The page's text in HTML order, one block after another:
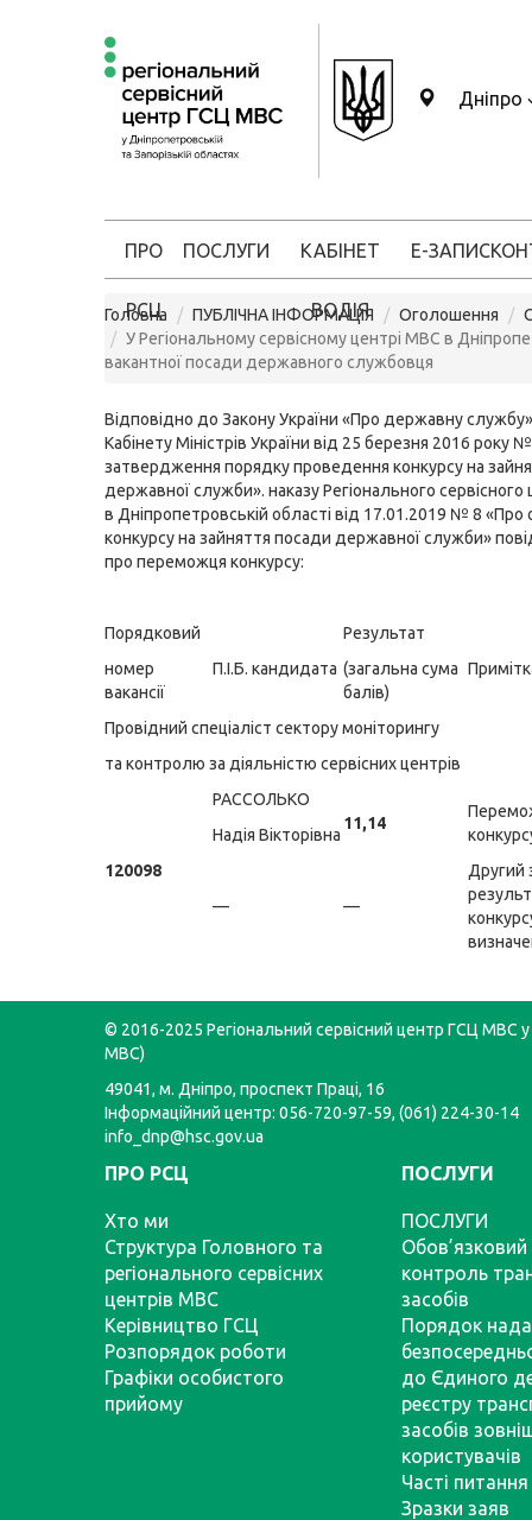
Дніпро
ПРО
РСЦ
ПОСЛУГИ КАБІНЕТ
ВОДІЯ
Е-ЗАПИС
Головна ПУБЛІЧНА ІНФОРМАЦІЯ Оголошення
У Регіональному сервісному центрі МВС в
вакантної посади державного службовця
Відповідно до Закону України «Про державну
Кабінету Міністрів України від 25 березня 2016 року
затвердження порядку проведення конкурсу на
державної служби». наказу Регіонального
в Дніпропетровській області від 17.01.2019 № 8
конкурсу на зайняття посади державної служби»
про переможця конкурсу:
Порядковий
номер
вакансії
П.І.Б. кандидата
Результат
(загальна сума
балів)
Провідний спеціаліст сектору моніторингу
та контролю за діяльністю сервісних центрів
120098
РАССОЛЬКО
Надія Вікторівна
11,14
— —
Другий
© 2016-2025 Регіональний сервісний центр ГСЦ МВС у
МВС)
49041, м. Дніпро, проспект Праці, 16
Інформаційний центр: 056-720-97-59, (061) 224-30-14
info_dnp@hsc.gov.ua
ПРО РСЦ
Хто ми
Структура Головного та
регіонального сервісних
центрів МВС
Керівництво ГСЦ
Розпорядок роботи
Графіки особистого
прийому
ПОСЛУГИ
ПОСЛУГИ
Обов’язковий
контроль
засобів
Порядок
до Єдиного
реєстру
засобів
користувачів
Часті питання
Зразки заяв